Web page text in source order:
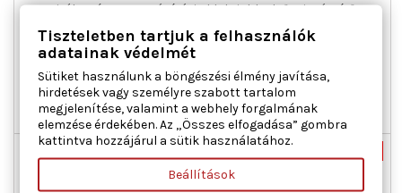
Ajtók száma : 5, Beépítési oldal : jobb első, Kiegészítő
cikk/kiegészítő info : Villanymotor nélkül, Működési mód :
elektromos, Páros cikkszám : 350103635000
Ár
46 536 Ft
ár
 Kosárba Bővebben
 Nincs-készleten
Tiszteletben tartjuk a felhasználók
adatainak védelmét
Sütiket használunk a böngészési élmény javítása,
hirdetések vagy személyre szabott tartalom
megjelenítése, valamint a webhely forgalmának
elemzése érdekében. Az „Összes elfogadása” gombra
kattintva hozzájárul a sütik használatához.
Beállítások